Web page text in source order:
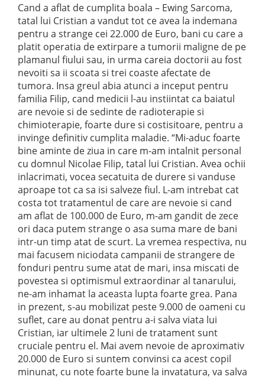
Cand a aflat de cumplita boala – Ewing Sarcoma,
tatal lui Cristian a vandut tot ce avea la indemana
pentru a strange cei 22.000 de Euro, bani cu care a
platit operatia de extirpare a tumorii maligne de pe
plamanul fiului sau, in urma careia doctorii au fost
nevoiti sa ii scoata si trei coaste afectate de
tumora. Insa greul abia atunci a inceput pentru
familia Filip, cand medicii l-au instiintat ca baiatul
are nevoie si de sedinte de radioterapie si
chimioterapie, foarte dure si costisitoare, pentru a
invinge definitiv cumplita maladie. “Mi-aduc foarte
bine aminte de ziua in care m-am intalnit personal
cu domnul Nicolae Filip, tatal lui Cristian. Avea ochii
inlacrimati, vocea secatuita de durere si vanduse
aproape tot ca sa isi salveze fiul. L-am intrebat cat
costa tot tratamentul de care are nevoie si cand
am aflat de 100.000 de Euro, m-am gandit de zece
ori daca putem strange o asa suma mare de bani
intr-un timp atat de scurt. La vremea respectiva, nu
mai facusem niciodata campanii de strangere de
fonduri pentru sume atat de mari, insa miscati de
povestea si optimismul extraordinar al tanarului,
ne-am inhamat la aceasta lupta foarte grea. Pana
in prezent, s-au mobilizat peste 9.000 de oameni cu
suflet, care au donat pentru a-i salva viata lui
Cristian, iar ultimele 2 luni de tratament sunt
cruciale pentru el. Mai avem nevoie de aproximativ
20.000 de Euro si suntem convinsi ca acest copil
minunat, cu note foarte bune la invatatura, va salva